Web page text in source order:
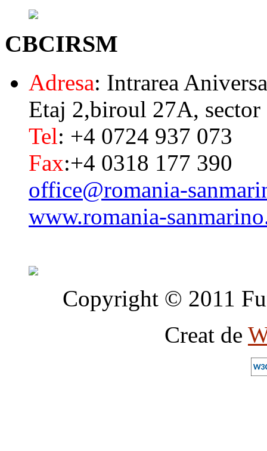
CBCIRSM
Adresa: Intrarea
Etaj 2,biroul 27A, sector
Tel: +4 0724 937 073
Fax:+4 0318 177 390
office@romania-
www.romania-
Copyright © 2011
Creat de